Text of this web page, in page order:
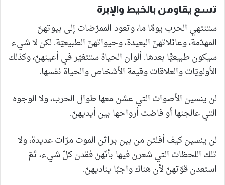
تسع يقاومن بالخيط والإبرة
ستنتهي الحرب يومًا ما، وتعود الممرّضات إلى بيوتهنّ
المهدّمة، وعائلاتهنّ البعيدة، وحيواتهنّ الطبيعيّة. لكن لا شيء
سيكون طبيعيًّا بعدها. ألوان الحياة ستتغيّر في أعينهنّ، وكذلك
الأولويّات والعلاقات وقيمة الأشخاص والحياة نفسها.
لن ينسين الأصوات التي عشن معها طوال الحرب، ولا الوجوه
التي عالجنها أو فاضت أرواحها بين أيديهنّ.
لن ينسين كيف أفلتن من بين براثن الموت مرّات عديدة، ولا
تلك اللحظات التي شعرن فيها بأنّهنّ فقدن كلّ شيء، ثمّ
استعدن قوّتهنّ لأن هناك واجبًا يناديهنّ.